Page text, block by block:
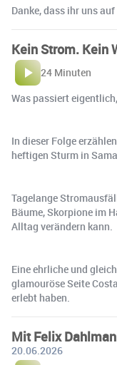
Danke, dass ihr uns
Kein Strom. Kein
24 Minuten
Was passiert
In dieser Folge
heftigen Sturm in
Tagelange
Bäume, Skorpione im
Alltag verändern kann.
Eine ehrliche und
glamouröse Seite
erlebt haben.
Mit Felix
20.06.2026